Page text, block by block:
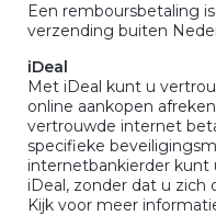
Een remboursbetaling
verzending buiten
iDeal
Met iDeal kunt u
online aankopen
vertrouwde internet
specifieke
internetbankierder kunt
iDeal, zonder dat u zich
Kijk voor meer